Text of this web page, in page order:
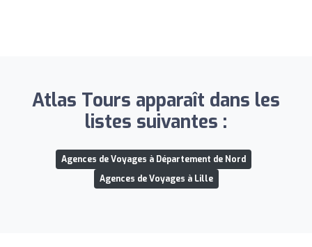
Atlas Tours apparaît dans les
listes suivantes :
Agences de Voyages à Département de Nord
Agences de Voyages à Lille